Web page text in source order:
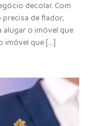
decolar. Com
precisa de fiador,
o imóvel que
imóvel que [...]